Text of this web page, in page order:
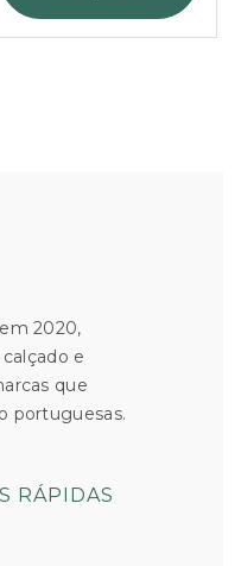
2020,
e
que
portuguesas.
RÁPIDAS